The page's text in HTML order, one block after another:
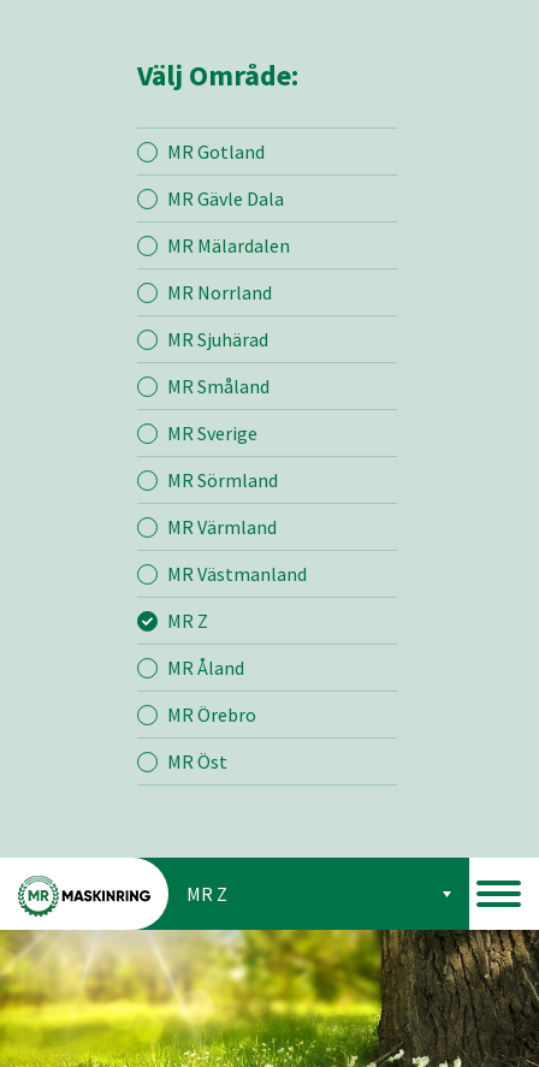
Mina sidor
Entreprenad
Bemanning
Välj Område:
MR Gotland
MR Gävle Dala
MR Mälardalen
MR Norrland
MR Sjuhärad
MR Småland
MR Sverige
MR Sörmland
MR Värmland
MR Västmanland
MR Z
MR Åland
MR Örebro
MR Öst
MR Z